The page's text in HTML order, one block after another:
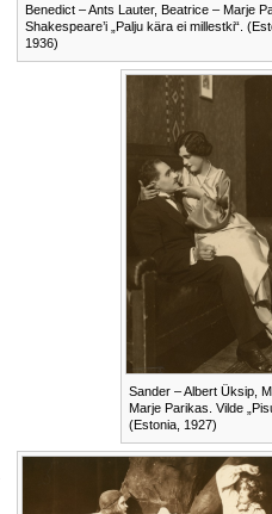
Benedict – Ants Lauter, Beatrice – Marje
Shakespeare’i „Palju kära ei millestki“.
1936)
Sander – Albert Üksip,
Marje Parikas. Vilde
(Estonia, 1927)